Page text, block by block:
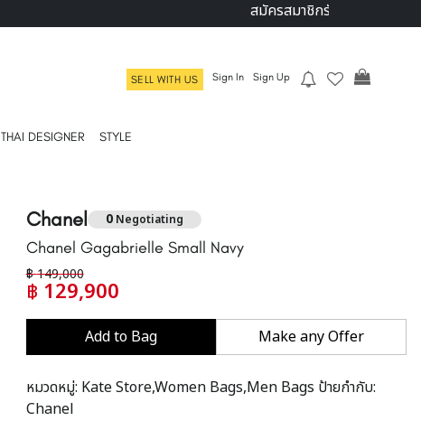
สมัครสมาชิกรับส่วนลด ฿1,000
SELL WITH US Sign In Sign Up
THAI DESIGNER STYLE
Chanel 0Negotiating
Chanel Gagabrielle Small Navy
฿149,000
฿ 129,900
Add to Bag Make any Offer
หมวดหมู่: Kate Store,Women Bags,Men Bags ป้ายกำกับ:
Chanel